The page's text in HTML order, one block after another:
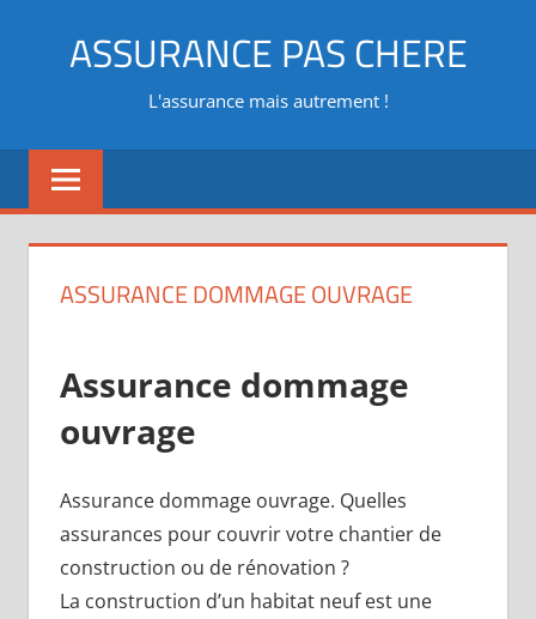
ASSURANCE PAS CHERE
L'assurance mais autrement !
ASSURANCE DOMMAGE OUVRAGE
Assurance dommage
ouvrage
Assurance dommage ouvrage. Quelles
assurances pour couvrir votre chantier de
construction ou de rénovation ?
La construction d’un habitat neuf est une